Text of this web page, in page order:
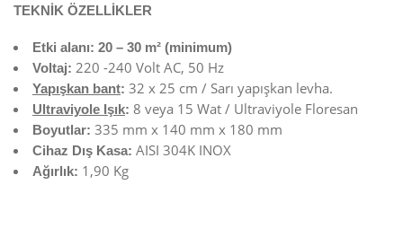
TEKNİK ÖZELLİKLER
Etki alanı: 20 – 30 m² (minimum)
Voltaj: 220 -240 Volt AC, 50 Hz
Yapışkan bant: 32 x 25 cm / Sarı yapışkan levha.
Ultraviyole Işık: 8 veya 15 Wat / Ultraviyole Floresan
Boyutlar: 335 mm x 140 mm x 180 mm
Cihaz Dış Kasa: AISI 304K INOX
Ağırlık: 1,90 Kg